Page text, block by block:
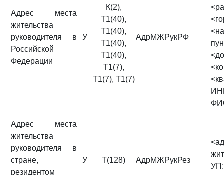
Адрес места
жительства
руководителя в
Российской
Федерации
У
К(2),
Т1(40),
Т1(40),
Т1(40),
Т1(40),
Т1(7),
Т1(7), Т1(7)
АдрМЖРукРФ
Адрес места
жительства
руководителя в
стране,
резидентом
У Т(128) АдрМЖРукРез